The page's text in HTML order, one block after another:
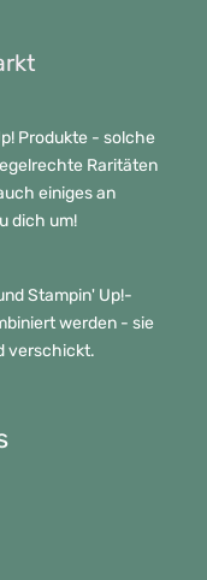
Produkte - solche
Raritäten
einiges an
dich um!
Stampin' Up!-
werden - sie
verschickt.